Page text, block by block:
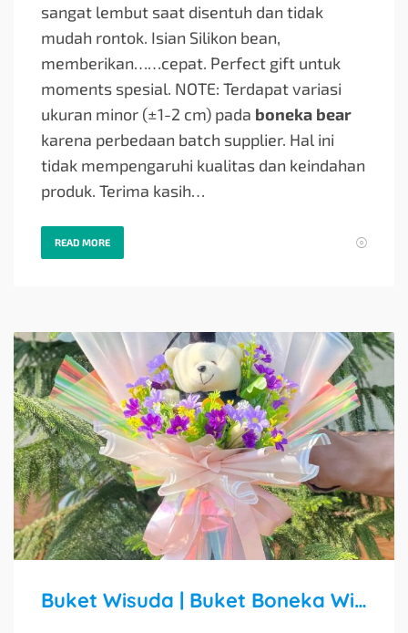
sangat lembut saat disentuh dan tidak
mudah rontok. Isian Silikon bean,
memberikan……cepat. Perfect gift untuk
moments spesial. NOTE: Terdapat variasi
ukuran minor (±1-2 cm) pada boneka bear
karena perbedaan batch supplier. Hal ini
tidak mempengaruhi kualitas dan keindahan
produk. Terima kasih…
READ MORE
Buket Wisuda | Buket Boneka Wisuda Set Hadiah Bunga